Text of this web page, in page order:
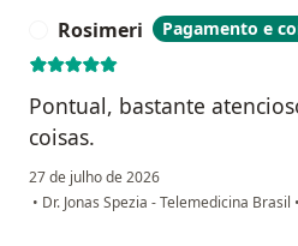
Rosimeri Pagamento e
Pontual, bastante
coisas.
27 de julho de 2026
• Dr. Jonas Spezia - Telemedicina Brasil •